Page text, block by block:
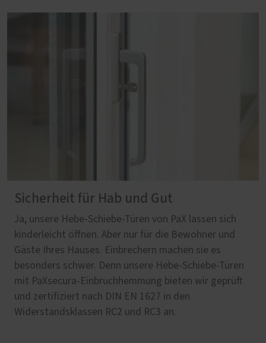
Sicherheit für Hab und Gut
Ja, unsere Hebe-Schiebe-Türen von PaX lassen sich
kinderleicht öffnen. Aber nur für die Bewohner und
Gäste Ihres Hauses. Einbrechern machen sie es
besonders schwer. Denn unsere Hebe-Schiebe-Türen
mit PaXsecura-Einbruchhemmung bieten wir geprüft
und zertifiziert nach DIN EN 1627 in den
Widerstandsklassen RC2 und RC3 an.